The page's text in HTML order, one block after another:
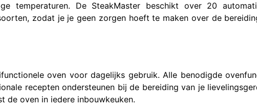
temperaturen. De SteakMaster beschikt over 20
zodat je je geen zorgen hoeft te maken over de
oven voor dagelijks gebruik. Alle benodigde
recepten ondersteunen bij de bereiding van je
de oven in iedere inbouwkeuken.